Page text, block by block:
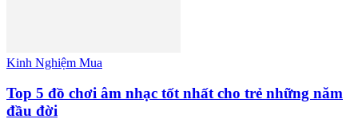
Kinh Nghiệm Mua
Top 5 đồ chơi âm nhạc tốt nhất cho trẻ những năm
đầu đời